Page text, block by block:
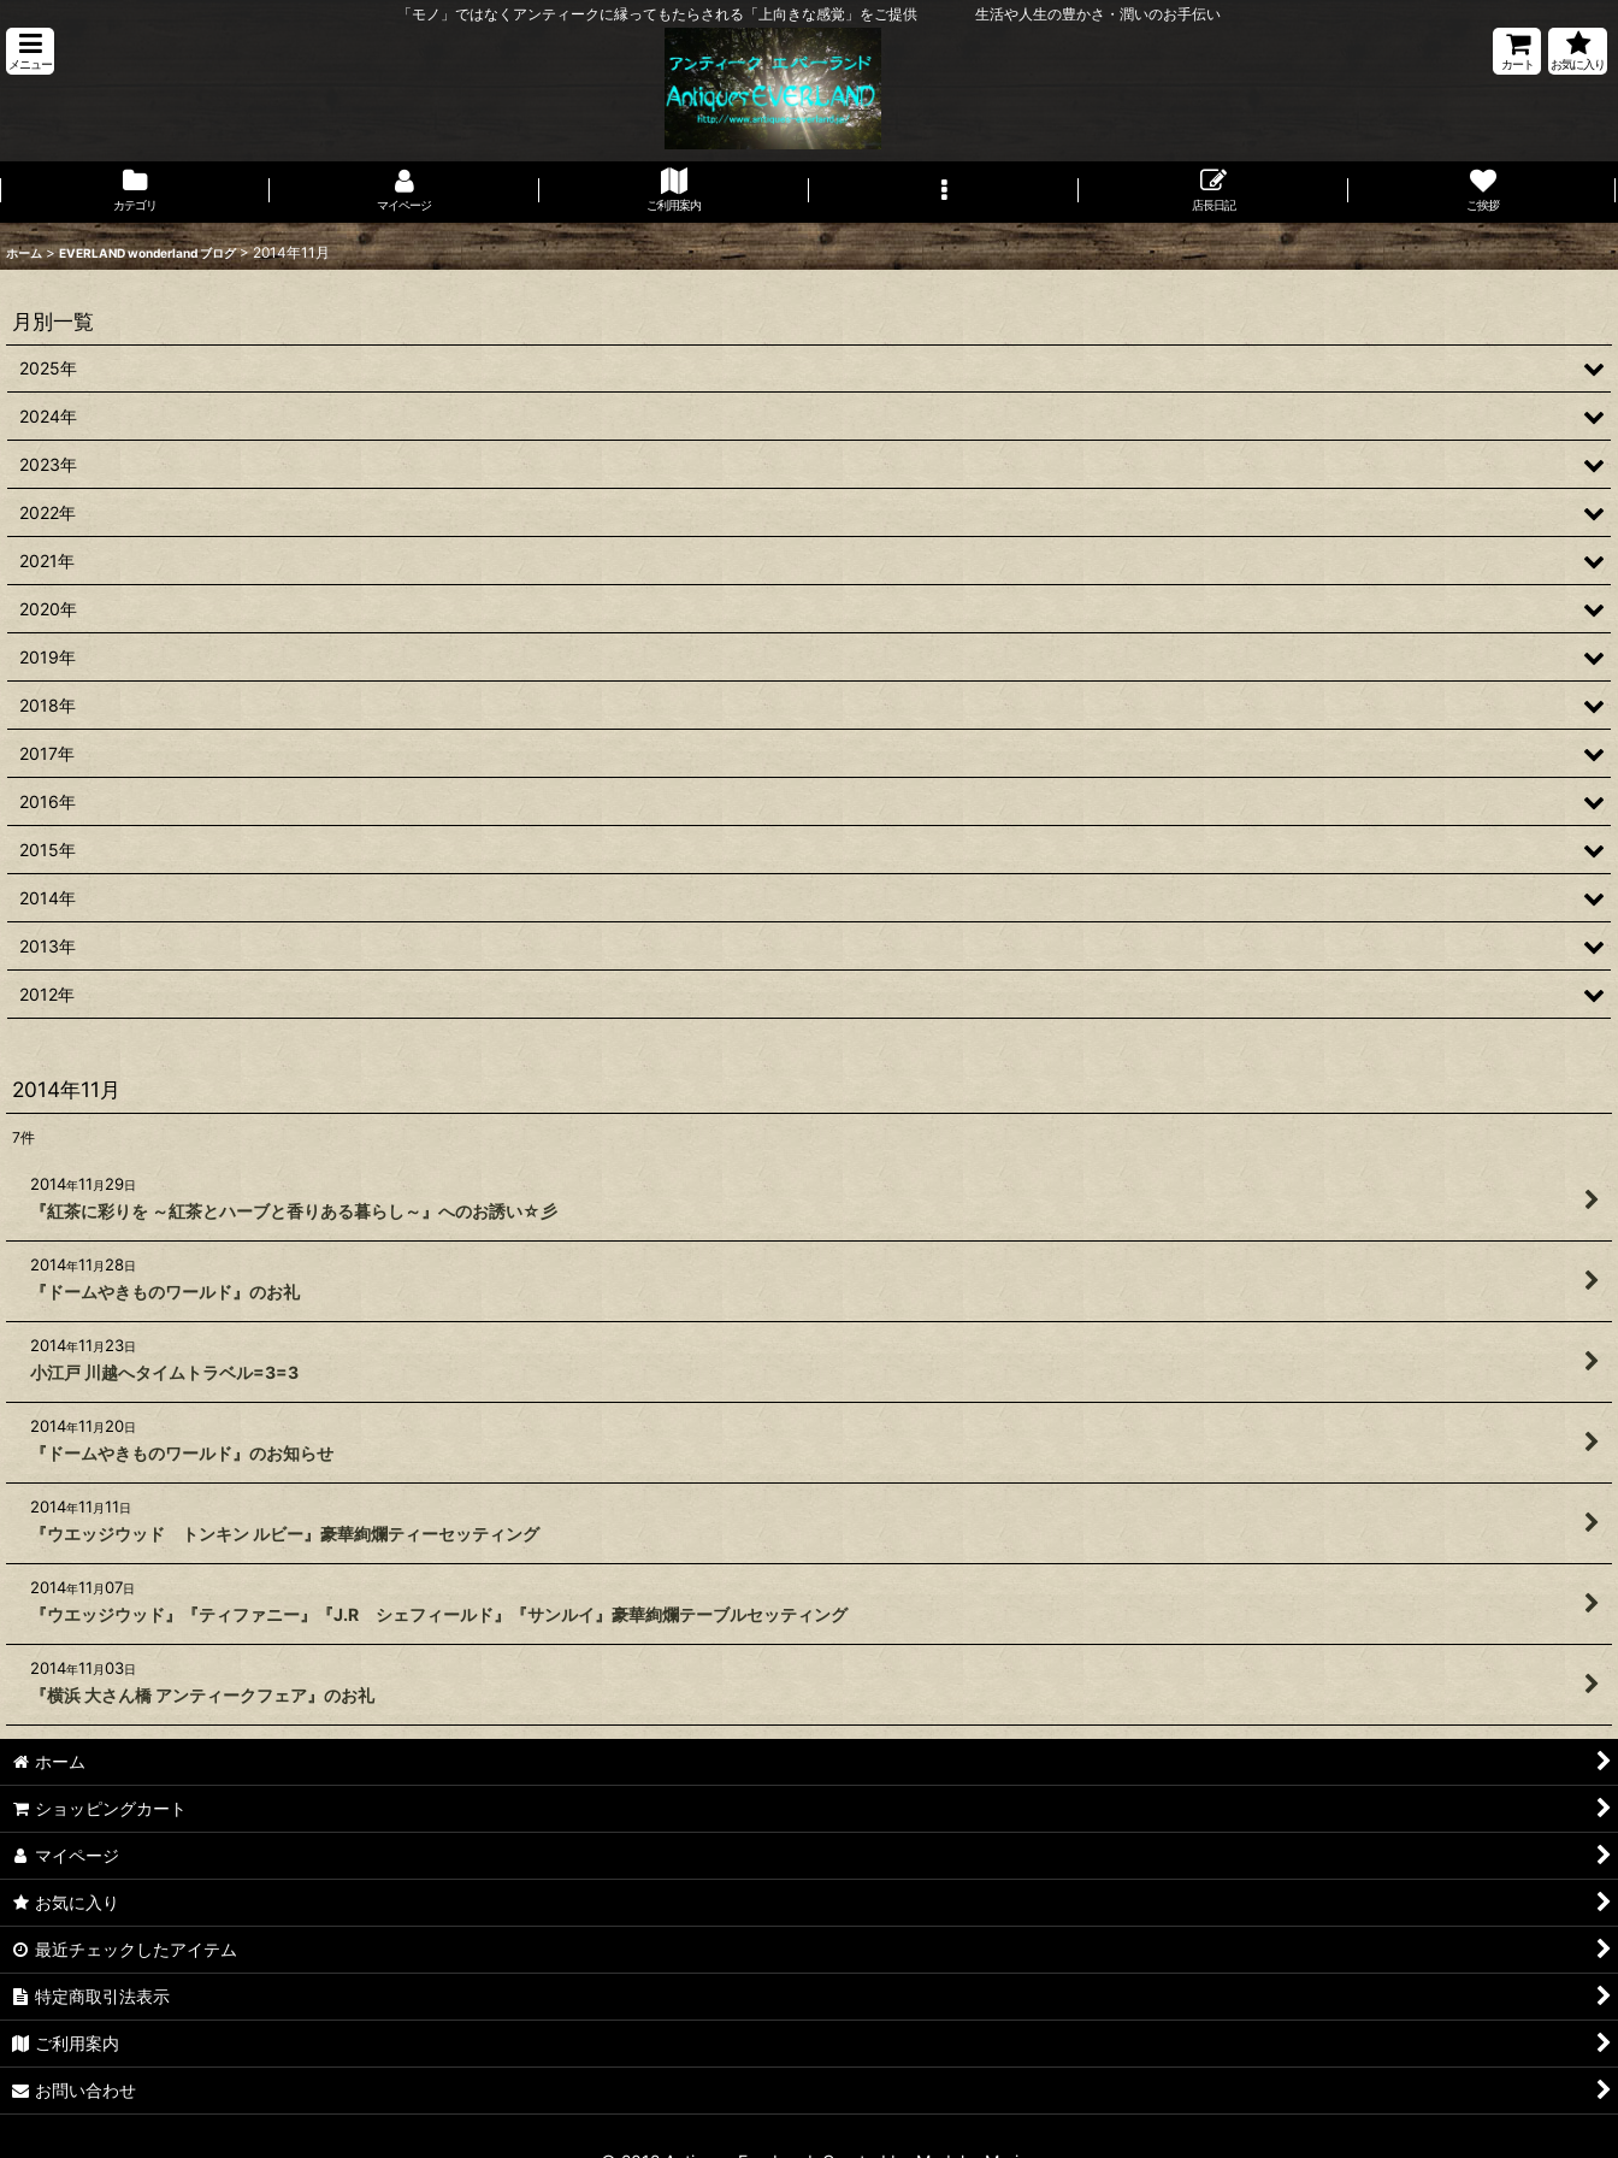
「モノ」ではなくアンティークに縁ってもたらされる「上向きな感覚」をご提供 生活や人生の豊かさ・潤いのお手伝い
メニュー カート お気に入り
カテゴリ マイページ ご利用案内 店長日記 ご挨拶
ホーム > EVERLAND wonderland ブログ > 2014年11月
2014年11月
7件
2014年11 月 29日
『紅茶に彩りを ～紅茶とハーブと香りある暮らし～』へのお誘い☆彡
2014年11 月 28日
『ドームやきものワールド』のお礼
2014年11 月 23日
小江戸 川越へタイムトラベル=3=3
2014年11 月 20日
『ドームやきものワールド』のお知らせ
2014年11 月11日
『ウエッジウッド トンキン ルビー』豪華絢爛ティーセッティング
2014年11 月07日
『ウエッジウッド』『ティファニー』『J.R シェフィールド』『サンルイ』豪華絢爛テーブルセッティング
2014年11 月03日
『横浜 大さん橋 アンティークフェア』のお礼
月別一覧
2025年
2024年
2023年
2022年
2021年
2020年
2019年
2018年
2017年
2016年
2015年
2014年
2013年
2012年
ホーム
ショッピングカート
マイページ
お気に入り
最近チェックしたアイテム
特定商取引法表示
ご利用案内
お問い合わせ